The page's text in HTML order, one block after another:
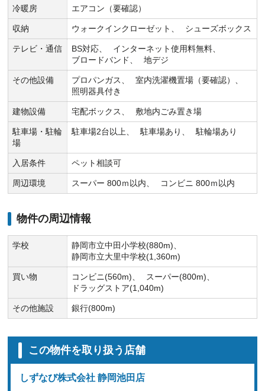
冷暖房 エアコン（要確認）
収納 ウォークインクローゼット シューズボックス
テレビ・通信 BS対応
インターネット使用料無料
ブロードバンド
地デジ
その他設備 プロパンガス
室内洗濯機置場（要確認）
照明器具付き
建物設備 宅配ボックス 敷地内ごみ置き場
駐車場・駐輪
場
駐車場2台以上 駐車場あり 駐輪場あり
入居条件 ペット相談可
周辺環境 スーパー 800ｍ以内 コンビニ 800ｍ以内
物件の周辺情報
学校
静岡市立中田小学校(880m)
静岡市立大里中学校(1,360m)
買い物 コンビニ(560m)
スーパー(800m)
ドラッグストア(1,040m)
その他施設 銀行(800m)
この物件を取り扱う店舗
しずなび株式会社 静岡池田店